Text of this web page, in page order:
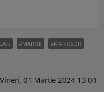
MARTIE
MARTISOR
01 Martie 2024 13:04